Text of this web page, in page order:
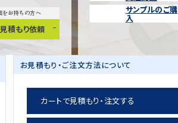
をお持ちの方へ
積もり依頼
サンプルのご購
入
お見積もり・ご注文方法について
カートで見積もり・注文する